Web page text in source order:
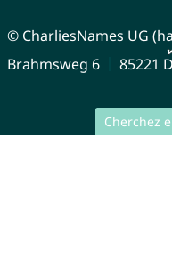
Cherchez
© CharliesNames UG
Brahmsweg 6
85221